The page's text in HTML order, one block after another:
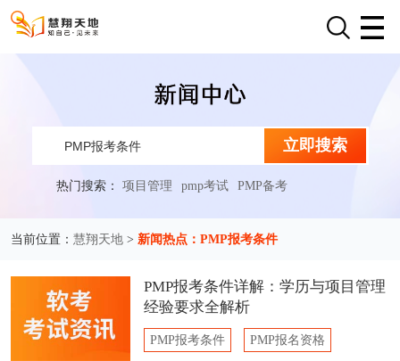
立即搜索
热门搜索：项目管理 pmp考试 PMP备考
当前位置： 慧翔天地> 新闻热点：PMP报考条件
PMP报考条件详解：学历与项目管理
经验要求全解析
PMP报考条件 PMP报名资格